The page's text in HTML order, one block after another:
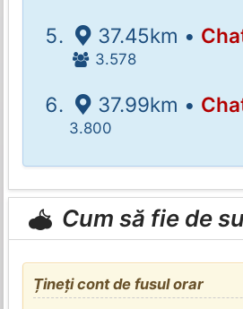
37.45km •
3.578
37.99km •
3.800
Cum să fie de
Țineți cont de fusul orar